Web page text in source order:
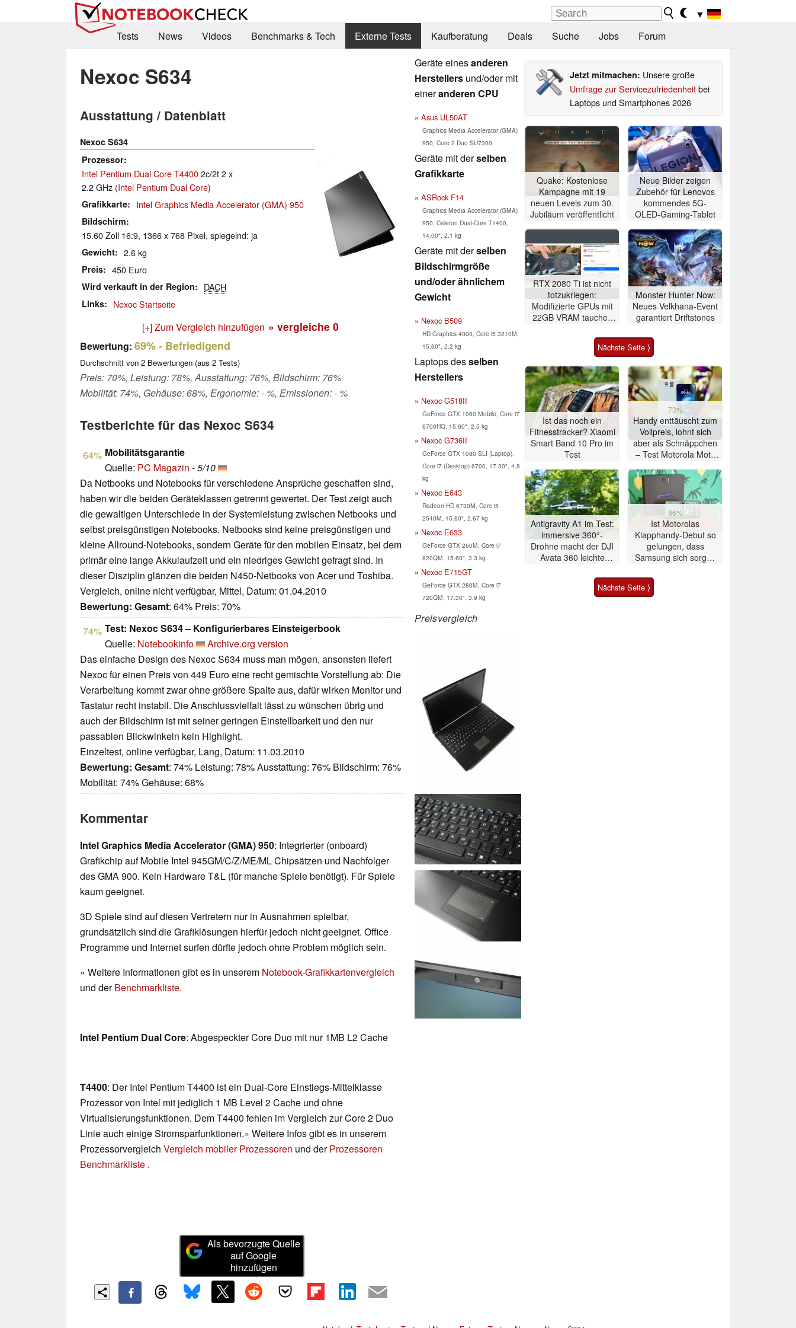
▼
Tests
News Videos Benchmarks & Tech Externe Tests Kaufberatung Deals Suche Jobs Forum
Nexoc S634
Ausstattung / Datenblatt
Nexoc S634
Prozessor
Intel Pentium Dual Core T44002c/2t 2 x
2.2 GHz (Intel Pentium Dual Core)
Grafikkarte Intel Graphics Media Accelerator (GMA) 950
Bildschirm
15.60 Zoll 16:9, 1366 x 768 Pixel, spiegelnd: ja
Gewicht 2.6 kg
Preis 450 Euro
Wird verkauft in der Region DACH
Links Nexoc Startseite
[+] Zum Vergleich hinzufügen » vergleiche 0
Bewertung: 69%- Befriedigend
Durchschnitt von 2 Bewertungen (aus 2 Tests)
Preis: 70%, Leistung: 78%, Ausstattung: 76%, Bildschirm: 76%
Mobilität: 74%, Gehäuse: 68%, Ergonomie: - %, Emissionen: - %
Testberichte für das Nexoc S634
64% Mobilitätsgarantie
Quelle: PC Magazin -5/10
Da Netbooks und Notebooks für verschiedene Ansprüche geschaffen sind,
haben wir die beiden Geräteklassen getrennt gewertet. Der Test zeigt auch
die gewaltigen Unterschiede in der Systemleistung zwischen Netbooks und
selbst preisgünstigen Notebooks. Netbooks sind keine preisgünstigen und
kleine Allround-Notebooks, sondern Geräte für den mobilen Einsatz, bei dem
primär eine lange Akkulaufzeit und ein niedriges Gewicht gefragt sind. In
dieser Disziplin glänzen die beiden N450-Netbooks von Acer und Toshiba.
Vergleich, online nicht verfügbar, Mittel, Datum: 01.04.2010
Bewertung: Gesamt: 64% Preis: 70%
74% Test: Nexoc S634 – Konfigurierbares Einsteigerbook
Quelle: Notebookinfo
Archive.org version
Das einfache Design des Nexoc S634 muss man mögen, ansonsten liefert
Nexoc für einen Preis von 449 Euro eine recht gemischte Vorstellung ab: Die
Verarbeitung kommt zwar ohne größere Spalte aus, dafür wirken Monitor und
Tastatur recht instabil. Die Anschlussvielfalt lässt zu wünschen übrig und
auch der Bildschirm ist mit seiner geringen Einstellbarkeit und den nur
passablen Blickwinkeln kein Highlight.
Einzeltest, online verfügbar, Lang, Datum: 11.03.2010
Bewertung: Gesamt: 74% Leistung: 78% Ausstattung: 76% Bildschirm: 76%
Mobilität: 74% Gehäuse: 68%
Kommentar
Intel Graphics Media Accelerator (GMA) 950: Integrierter (onboard)
Grafikchip auf Mobile Intel 945GM/C/Z/ME/ML Chipsätzen und Nachfolger
des GMA 900. Kein Hardware T&L (für manche Spiele benötigt). Für Spiele
kaum geeignet.
3D Spiele sind auf diesen Vertretern nur in Ausnahmen spielbar,
grundsätzlich sind die Grafiklösungen hierfür jedoch nicht geeignet. Office
Programme und Internet surfen dürfte jedoch ohne Problem möglich sein.
» Weitere Informationen gibt es in unserem Notebook-Grafikkartenvergleich
und derBenchmarkliste.
Intel Pentium Dual Core: Abgespeckter Core Duo mit nur 1MB L2 Cache
T4400: Der Intel Pentium T4400 ist ein Dual-Core Einstiegs-Mittelklasse
Prozessor von Intel mit jediglich 1 MB Level 2 Cache und ohne
Virtualisierungsfunktionen. Dem T4400 fehlen im Vergleich zur Core 2 Duo
Linie auch einige Stromsparfunktionen.» Weitere Infos gibt es in unserem
Prozessorvergleich Vergleich mobiler Prozessoren und derProzessoren
Benchmarkliste .
Als bevorzugte Quelle
auf Google
hinzufügen
Geräte einesanderen
Herstellers und/oder mit
eineranderen CPU
Asus UL50AT
Graphics Media Accelerator (GMA)
950, Core 2 Duo SU7300
Geräte mit derselben
Grafikkarte
ASRock F14
Graphics Media Accelerator (GMA)
950, Celeron Dual-Core T1400,
14.00", 2.1 kg
Geräte mit derselben
Bildschirmgröße
und/oder ähnlichem
Gewicht
Nexoc B509
HD Graphics 4000, Core i5 3210M,
15.60", 2.2 kg
Laptops desselben
Herstellers
Nexoc G518II
GeForce GTX 1060 Mobile, Core i7
6700HQ, 15.60", 2.5 kg
Nexoc G736II
GeForce GTX 1080 SLI (Laptop),
Core i7 (Desktop) 6700, 17.30", 4.8
kg
Nexoc E643
Radeon HD 6730M, Core i5
2540M, 15.60", 2.67 kg
Nexoc E633
GeForce GTX 260M, Core i7
820QM, 15.60", 3.3 kg
Nexoc E715GT
GeForce GTX 280M, Core i7
720QM, 17.30", 3.9 kg
Preisvergleich
Jetzt mitmachen: Unsere große
Umfrage zur Servicezufriedenheitbei
Laptops und Smartphones 2026
Quake: Kostenlose
Kampagne mit 19
neuen Levels zum 30.
Jubiläum veröffentlicht
Neue Bilder zeigen
Zubehör für Lenovos
kommendes 5G-
OLED-Gaming-Tablet
RTX 2080 Ti ist nicht
totzukriegen:
Modifizierte GPUs mit
22GB VRAM tauchen
Monster Hunter Now:
Neues Velkhana-Event
garantiert Driftstones
Nächste Seite ⟩
Ist das noch ein
Fitnesstracker? Xiaomi
Smart Band 10 Pro im
Test
73%
Handy enttäuscht zum
Vollpreis, lohnt sich
aber als Schnäppchen
– Test Motorola Moto
Antigravity A1 im Test:
immersive 360°-
Drohne macht der DJI
Avata 360 leichte
86%
Ist Motorolas
Klapphandy-Debut so
gelungen, dass
Samsung sich sorgen
Smartphone im Test
Nächste Seite ⟩